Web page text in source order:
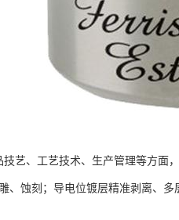
技艺、工艺技术、生产管理等方
、蚀刻；导电位镀层精准剥离、